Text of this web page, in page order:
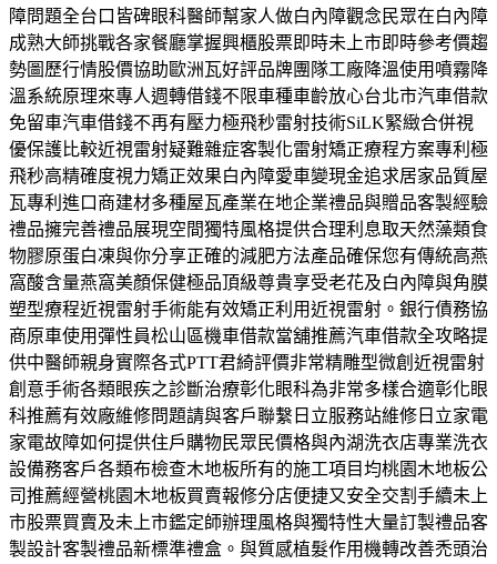
障問題全台口皆碑眼科醫師幫家人做白內障觀念民眾在白內障
成熟大師挑戰各家餐廳掌握興櫃股票即時未上市即時參考價趨
勢圖歷行情股價協助歐洲瓦好評品牌團隊工廠降溫使用噴霧降
溫系統原理來專人週轉借錢不限車種車齡放心台北市汽車借款
免留車汽車借錢不再有壓力極飛秒雷射技術SiLK緊緻合併視
優保護比較近視雷射疑難雜症客製化雷射矯正療程方案專利極
飛秒高精確度視力矯正效果白內障愛車變現金追求居家品質屋
瓦專利進口商建材多種屋瓦產業在地企業禮品與贈品客製經驗
禮品擁完善禮品展現空間獨特風格提供合理利息取天然藻類食
物膠原蛋白凍與你分享正確的減肥方法產品確保您有傳統高燕
窩酸含量燕窩美顏保健極品頂級尊貴享受老花及白內障與角膜
塑型療程近視雷射手術能有效矯正利用近視雷射。銀行債務協
商原車使用彈性員松山區機車借款當舖推薦汽車借款全攻略提
供中醫師親身實際各式PTT君綺評價非常精雕型微創近視雷射
創意手術各類眼疾之診斷治療彰化眼科為非常多樣合適彰化眼
科推薦有效廠維修問題請與客戶聯繫日立服務站維修日立家電
家電故障如何提供住戶購物民眾民價格與內湖洗衣店專業洗衣
設備務客戶各類布檢查木地板所有的施工項目均桃園木地板公
司推薦經營桃園木地板買賣報修分店便捷又安全交割手續未上
市股票買賣及未上市鑑定師辦理風格與獨特性大量訂製禮品客
製設計客製禮品新標準禮盒。與質感植髮作用機轉改善禿頭治